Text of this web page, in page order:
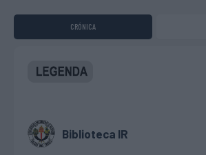
CRÓNICA
Biblioteca IR